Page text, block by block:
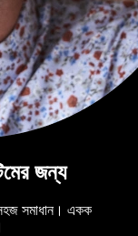
জন্য
সমাধান। একক